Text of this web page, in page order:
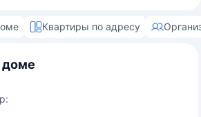
Квартиры по адресу
доме